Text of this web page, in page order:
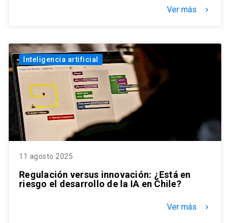
Ver más keyboard_arrow_right
Inteligencia artificial
11 agosto 2025
Regulación versus innovación: ¿Está en
riesgo el desarrollo de la IA en Chile?
Ver más keyboard_arrow_right